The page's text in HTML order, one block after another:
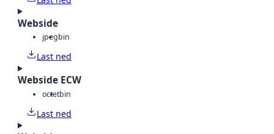
Webside
jpegbin
Last ned
Webside ECW
octetbin
Last ned